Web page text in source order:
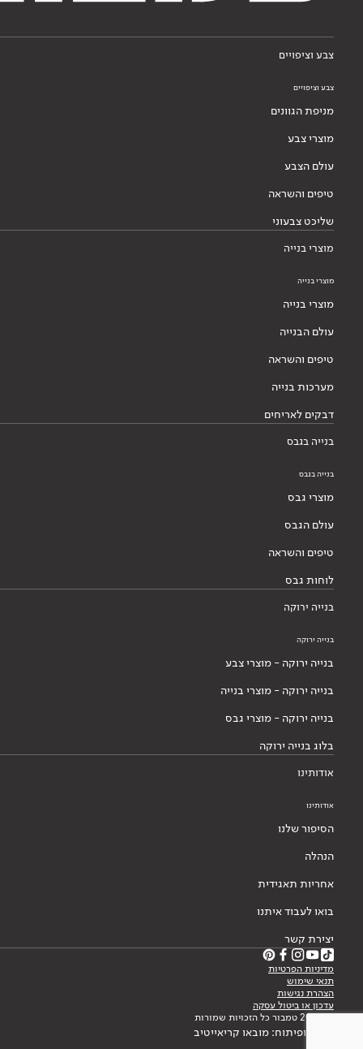
צבע וציפויים
צבע וציפויים
מניפת הגוונים
מוצרי צבע
עולם הצבע
טיפים והשראה
שליכט צבעוני
מוצרי בנייה
מוצרי בנייה
מוצרי בנייה
עולם הבנייה
טיפים והשראה
מערכות בנייה
דבקים לאריחים
בנייה בגבס
בנייה בגבס
מוצרי גבס
עולם הגבס
טיפים והשראה
לוחות גבס
בנייה ירוקה
בנייה ירוקה
בנייה ירוקה - מוצרי צבע
בנייה ירוקה - מוצרי בנייה
בנייה ירוקה - מוצרי גבס
בלוג בנייה ירוקה
אודותינו
אודותינו
הסיפור שלנו
הנהלה
אחריות תאגידית
בואו לעבוד איתנו
יצירת קשר
מדיניות הפרטיות
תנאי שימוש
הצהרת נגישות
עדכון או ביטול עסקה
© 2026 טמבור כל הזכויות שמורות
עיצוב ופיתוח: מובאו קריאייטיב